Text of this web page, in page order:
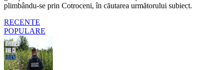
plimbându-se prin Cotroceni, în căutarea următorului subiect.
RECENTE
POPULARE